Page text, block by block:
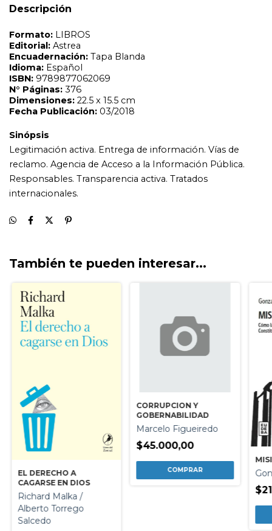
Descripción
Responsables. Transparencia activa. Tratados
También te pueden interesar...
EL DERECHO A
CAGARSE EN DIOS
Richard Malka /
Alberto Torrego
Salcedo
CORRUPCION Y
GOBERNABILIDAD
Marcelo Figueiredo
$45.000,00